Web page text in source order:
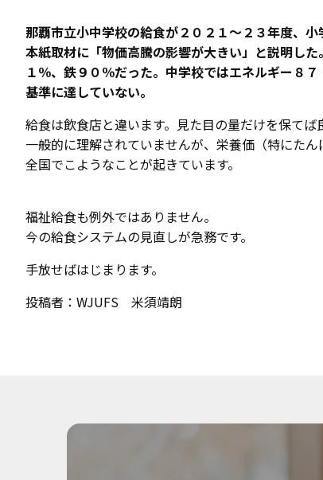
那覇市立小中学校の給食が２０２１～２３年度、
本紙取材に「物価高騰の影響が大きい」と説明し
１％、鉄９０％だった。中学校ではエネルギー８
基準に達していない。
給食は飲食店と違います。見た目の量だけを保てば
一般的に理解されていませんが、栄養価（特にたん
全国でこようなことが起きています。
福祉給食も例外ではありません。
今の給食システムの見直しが急務です。
手放せばはじまります。
投稿者：WJUFS 米須靖朗